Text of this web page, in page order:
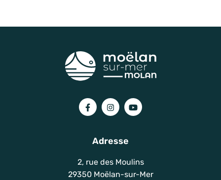
Lien vers le compte Facebook
Lien vers le compte Instagram
Lien vers la chaîne
Adresse
2, rue des Moulins
29350 Moëlan-sur-Mer